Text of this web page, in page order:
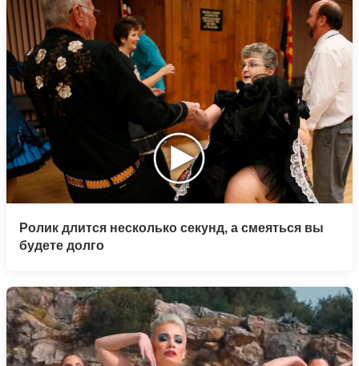
Ролик длится несколько секунд, а смеяться вы
будете долго